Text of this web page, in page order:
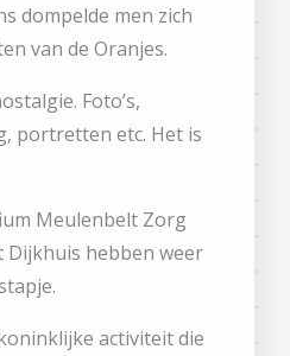
dompelde men zich
van de Oranjes.
Foto’s,
portretten etc. Het is
Meulenbelt Zorg
Dijkhuis hebben weer
activiteit die